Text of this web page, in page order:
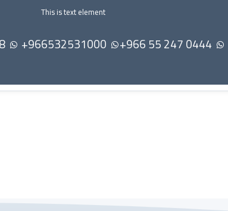
This is text element
966532531000+